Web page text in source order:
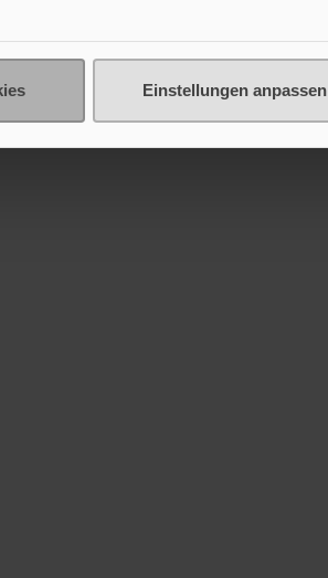
Einstellungen anpassen